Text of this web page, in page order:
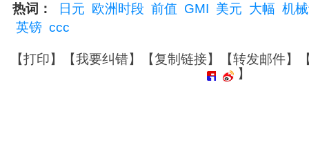
热词： 日元 欧洲时段 前值 GMI 美元 大幅 机
英镑 ccc
【打印】【我要纠错】【复制链接】【转发邮件】
】